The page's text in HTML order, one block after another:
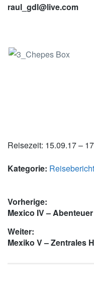
raul_gdl@live.com
Reisezeit: 15.09.17 –
Kategorie:
Vorherige:
Vorheriger
Mexico IV –
Weiter:
Nächster
Mexiko V – Zentrales